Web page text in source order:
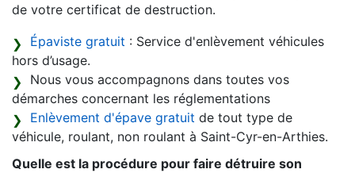
de votre certificat de destruction.
Épaviste gratuit : Service d'enlèvement véhicules
hors d’usage.
Nous vous accompagnons dans toutes vos
démarches concernant les réglementations
Enlèvement d'épave gratuit de tout type de
véhicule, roulant, non roulant à Saint-Cyr-en-Arthies.
Quelle est la procédure pour faire détruire son